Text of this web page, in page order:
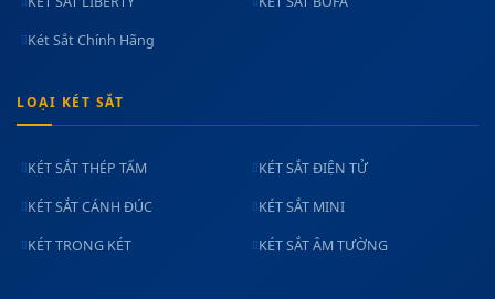
Két Sắt Chính Hãng
LOẠI KÉT SẮT
KÉT SẮT THÉP TẤM KÉT SẮT ĐIỆN TỬ
KÉT SẮT CÁNH ĐÚC KÉT SẮT MINI
KÉT TRONG KÉT KÉT SẮT ÂM TƯỜNG